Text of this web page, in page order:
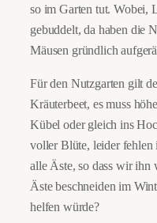
so im Garten tut. Wobei,
gebuddelt, da haben die
Mäusen gründlich
Für den Nutzgarten gilt
Kräuterbeet, es muss
Kübel oder gleich ins
voller Blüte, leider fehlen
alle Äste, so dass wir ihn
Äste beschneiden im
helfen würde?